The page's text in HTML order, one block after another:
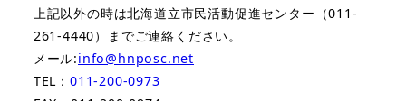
上記以外の時は北海道立市民活動促進センター（011-
261-4440）までご連絡ください。
メール:info@hnposc.net
TEL： 011-200-0973